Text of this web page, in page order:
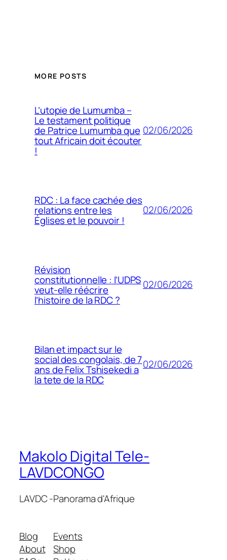
MORE POSTS
L’utopie de Lumumba –
Le testament politique
de Patrice Lumumba que
tout Africain doit écouter
!
02/06/2026
RDC : La face cachée des
relations entre les
Églises et le pouvoir !
02/06/2026
Révision
constitutionnelle : l’UDPS
veut-elle réécrire
l’histoire de la RDC ?
02/06/2026
Bilan et impact sur le
social des congolais, de 7
ans de Felix Tshisekedi a
la tete de la RDC
02/06/2026
Makolo Digital Tele-
LAVDCONGO
LAVDC -Panorama d'Afrique
Blog
About
Events
Shop